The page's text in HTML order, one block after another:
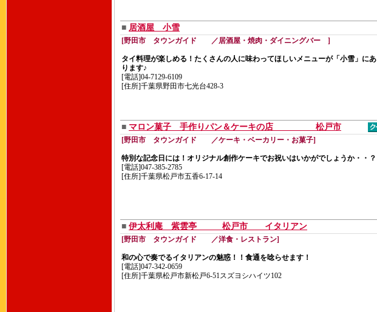
■ 居酒屋 小雪
[野田市 タウンガイド ／居酒屋・焼肉・ダイニングバー ]
タイ料理が楽しめる！たくさんの人に味わってほしいメニューが「小雪」にあ
ります♪
[電話]04-7129-6109
[住所]千葉県野田市七光台428-3
■ マロン菓子 手作りパン＆ケーキの店 松戸市
[野田市 タウンガイド ／ケーキ・ベーカリー・お菓子]
特別な記念日には！オリジナル創作ケーキでお祝いはいかがでしょうか・・？
[電話]047-385-2785
[住所]千葉県松戸市五香6-17-14
■ 伊太利庵 紫雲亭 松戸市 イタリアン
[野田市 タウンガイド ／洋食・レストラン]
和の心で奏でるイタリアンの魅惑！！食通を唸らせます！
[電話]047-342-0659
[住所]千葉県松戸市新松戸6-51スズヨシハイツ102